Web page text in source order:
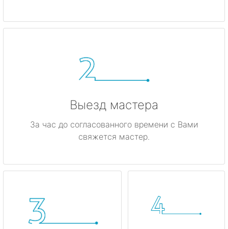
Выезд мастера
За час до согласованного времени с Вами
свяжется мастер.